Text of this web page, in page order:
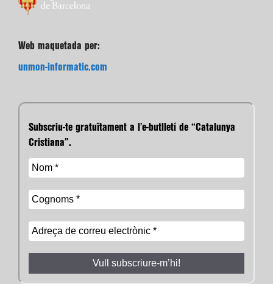
Web maquetada per:
unmon-informatic.com
Subscriu-te gratuïtament a l’e-butlletí de “Catalunya
Cristiana”.